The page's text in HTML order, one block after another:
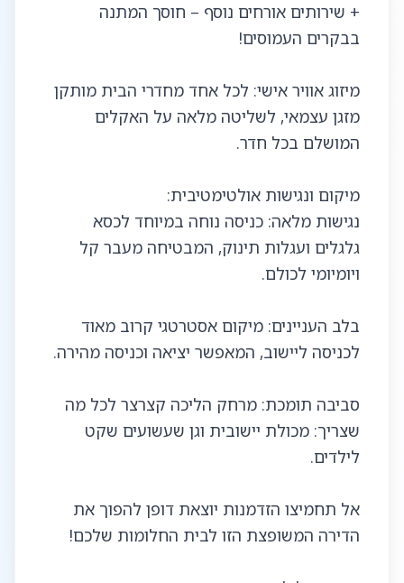
+ שירותים אורחים נוסף – חוסך המתנה
מיזוג אוויר אישי: לכל אחד מחדרי הבית מותקן
מזגן עצמאי, לשליטה מלאה על האקלים
נגישות מלאה: כניסה נוחה במיוחד לכסא
גלגלים ועגלות תינוק, המבטיחה מעבר קל
בלב העניינים: מיקום אסטרטגי קרוב מאוד
סביבה תומכת: מרחק הליכה קצרצר לכל מה
שצריך: מכולת יישובית וגן שעשועים שקט
אל תחמיצו הזדמנות יוצאת דופן להפוך את